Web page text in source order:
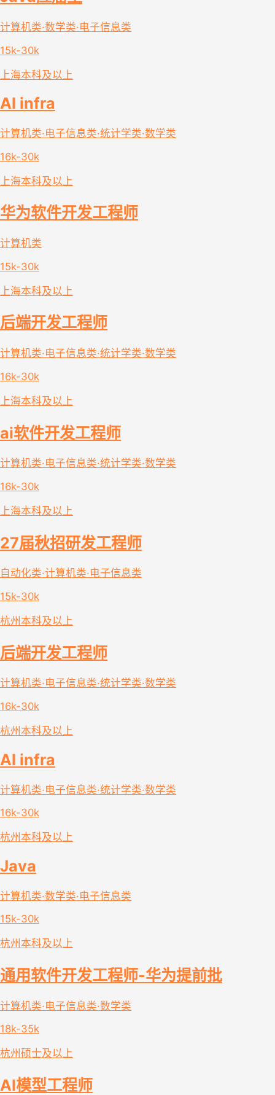
计算机类·数学类·电子信息类
15k-30k
上海本科及以上
AI infra
计算机类·电子信息类·统计学类·数学类
16k-30k
上海本科及以上
华为软件开发工程师
计算机类
15k-30k
上海本科及以上
后端开发工程师
计算机类·电子信息类·统计学类·数学类
16k-30k
上海本科及以上
ai软件开发工程师
计算机类·电子信息类·统计学类·数学类
16k-30k
上海本科及以上
27届秋招研发工程师
自动化类·计算机类·电子信息类
15k-30k
杭州 本科及以上
后端开发工程师
计算机类·电子信息类·统计学类·数学类
16k-30k
杭州 本科及以上
AI infra
计算机类·电子信息类·统计学类·数学类
16k-30k
杭州 本科及以上
Java
计算机类·数学类·电子信息类
15k-30k
杭州 本科及以上
通用软件开发工程师-华为提前批
计算机类·电子信息类·数学类
18k-35k
杭州 硕士及以上
AI模型工程师